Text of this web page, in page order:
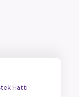
Hattı
32